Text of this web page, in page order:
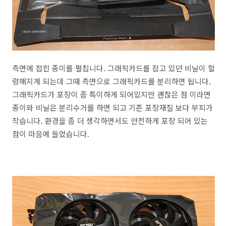
측면에 접힌 종이를 펼칩니다. 그래픽카드를 잡고 있던 비닐이 헐
렁해지게 되는데 그때 측면으로 그래픽카드를 분리하면 됩니다.
그래픽카드가 포장이 좀 특이하게 되어있지만 괜찮은 점 이라면
종이와 비닐은 분리수거를 하면 되고 기존 포장재질 보다 부피가
작습니다. 환경을 좀 더 생각하면서도 안전하게 포장 되어 있는
점이 마음에 들었습니다.